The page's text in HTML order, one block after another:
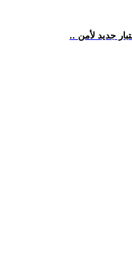
جديد لأمن